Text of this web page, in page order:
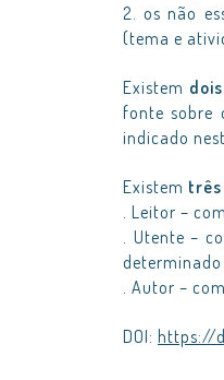
2. os não
(tema e
Existem
fonte sobre
indicado
Existem
. Leitor –
. Utente –
. Autor –
DOI: https://